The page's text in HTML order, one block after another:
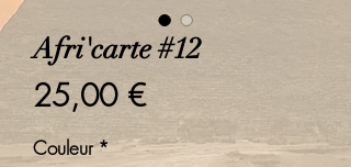
Afri'carte #12
25,00 €Prix
Couleur*